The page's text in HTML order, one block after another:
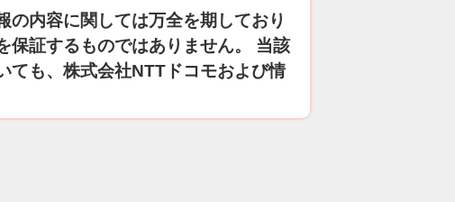
の内容に関しては万全を期しており
保証するものではありません。 当該
ても、株式会社NTTドコモおよび情